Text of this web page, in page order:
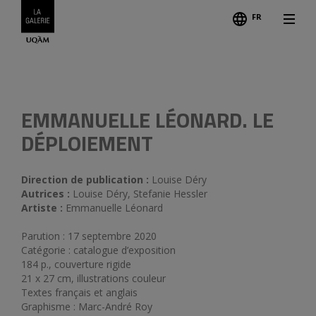
FR
EMMANUELLE LÉONARD. LE
DÉPLOIEMENT
Direction de publication : Louise Déry
Autrices : Louise Déry, Stefanie Hessler
Artiste : Emmanuelle Léonard
Parution : 17 septembre 2020
Catégorie : catalogue d’exposition
184 p., couverture rigide
21 x 27 cm, illustrations couleur
Textes français et anglais
Graphisme : Marc-André Roy